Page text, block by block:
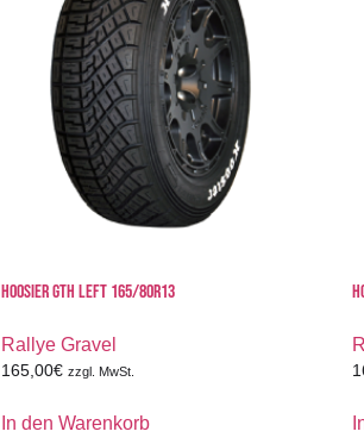
HOOSIER GTH LEFT 165/80R13
Rallye Gravel
165,00€ zzgl. MwSt.
In den Warenkorb